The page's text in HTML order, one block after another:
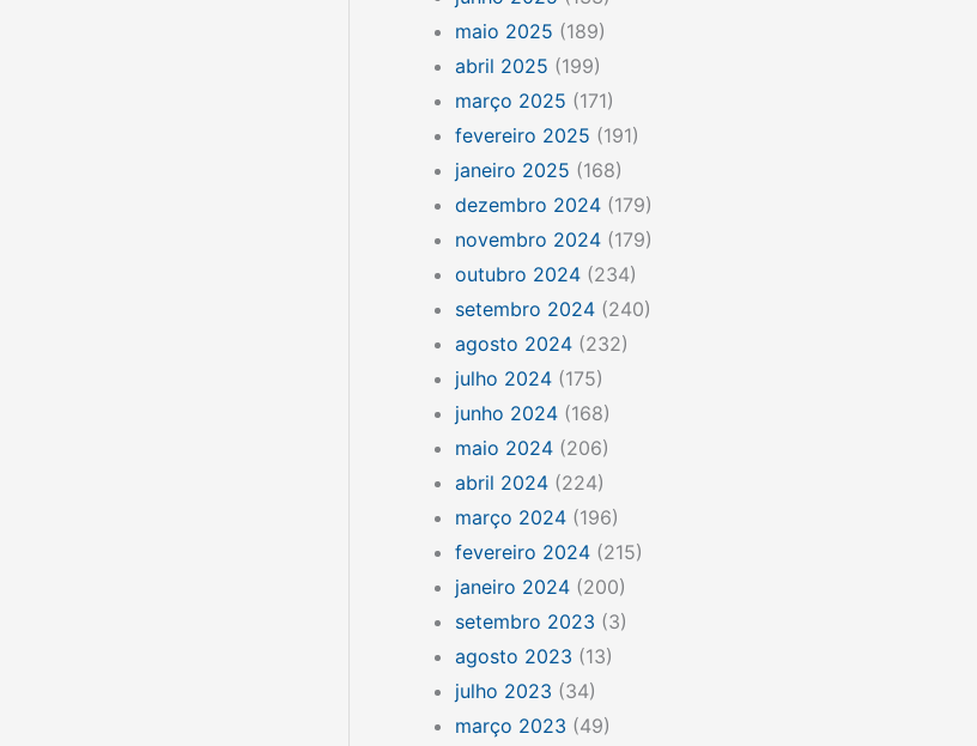
maio 2025 (189)
abril 2025 (199)
março 2025 (171)
fevereiro 2025 (191)
janeiro 2025 (168)
dezembro 2024 (179)
novembro 2024 (179)
outubro 2024 (234)
setembro 2024 (240)
agosto 2024 (232)
julho 2024 (175)
junho 2024 (168)
maio 2024 (206)
abril 2024 (224)
março 2024 (196)
fevereiro 2024 (215)
janeiro 2024 (200)
setembro 2023 (3)
agosto 2023 (13)
julho 2023 (34)
março 2023 (49)